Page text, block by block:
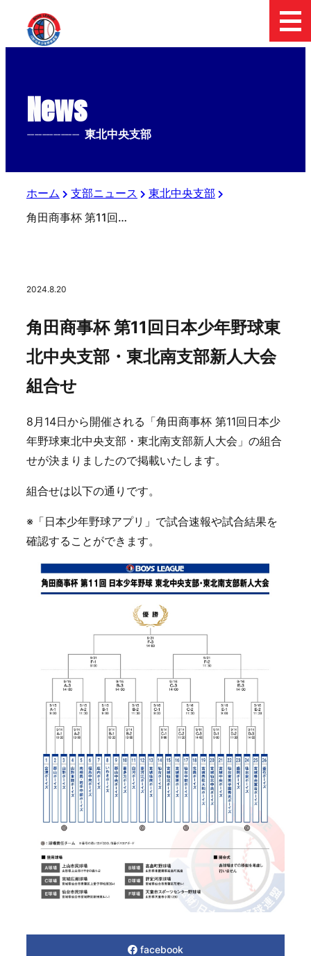
News
-------------- 東北中央支部
ホーム 支部ニュース
東北中央支部
角田商事杯 第11回日本少年野球東北中央支部・東北南支部新人大会 組合せ
2024.8.20
角田商事杯 第11回日本少年野球東
北中央支部・東北南支部新人大会
組合せ
8月14日から開催される「角田商事杯 第11回日本少
年野球東北中央支部・東北南支部新人大会」の組合
せが決まりましたので掲載いたします。
組合せは以下の通りです。
※「日本少年野球アプリ」で試合速報や試合結果を
確認することができます。
facebook